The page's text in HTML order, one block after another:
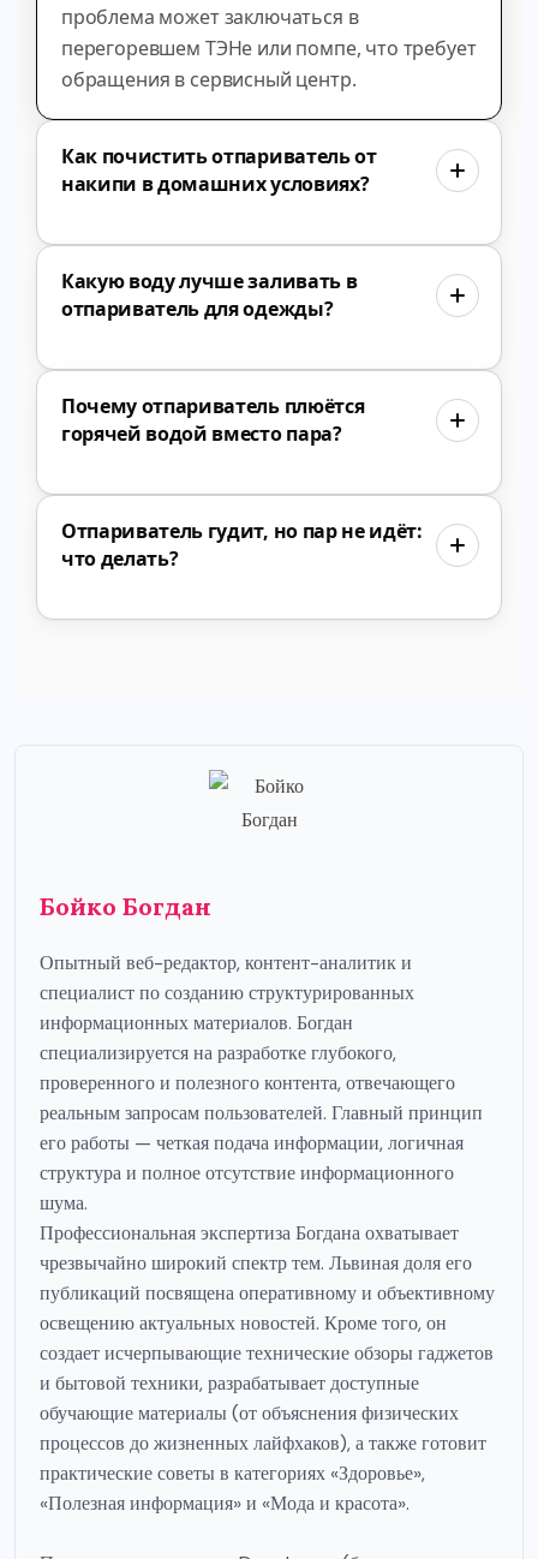
проблема может заключаться в
перегоревшем ТЭНе или помпе, что требует
обращения в сервисный центр.
Как почистить отпариватель от
накипи в домашних условиях?
Какую воду лучше заливать в
отпариватель для одежды?
Почему отпариватель плюётся
горячей водой вместо пара?
Отпариватель гудит, но пар не идёт:
что делать?
Бойко Богдан
Опытный веб-редактор, контент-аналитик и
специалист по созданию структурированных
информационных материалов. Богдан
специализируется на разработке глубокого,
проверенного и полезного контента, отвечающего
реальным запросам пользователей. Главный принцип
его работы — четкая подача информации, логичная
структура и полное отсутствие информационного
шума.
Профессиональная экспертиза Богдана охватывает
чрезвычайно широкий спектр тем. Львиная доля его
публикаций посвящена оперативному и объективному
освещению актуальных новостей. Кроме того, он
создает исчерпывающие технические обзоры гаджетов
и бытовой техники, разрабатывает доступные
обучающие материалы (от объяснения физических
процессов до жизненных лайфхаков), а также готовит
практические советы в категориях «Здоровье»,
«Полезная информация» и «Мода и красота».